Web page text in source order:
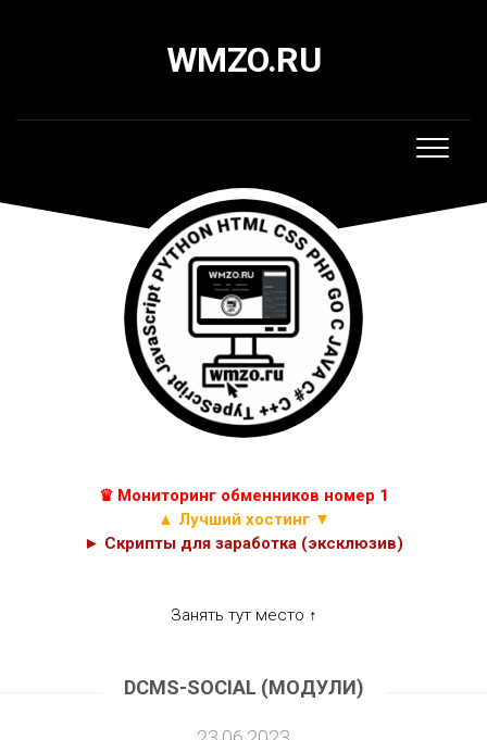
WMZO.RU
♛ Мониторинг обменников номер 1
▲ Лучший хостинг ▼
► Скрипты для заработка (эксклюзив)
Занять тут место ↑
DCMS-SOCIAL (МОДУЛИ)